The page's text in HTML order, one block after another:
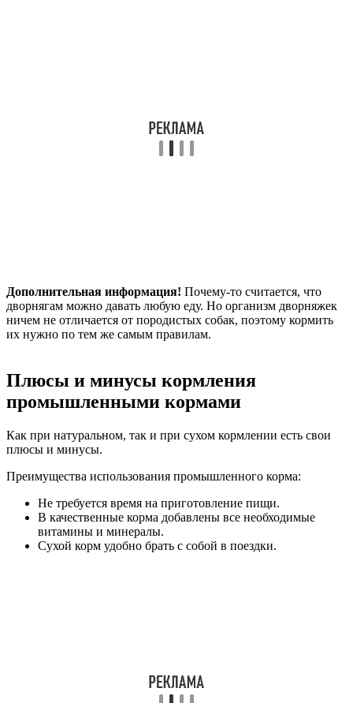
Дополнительная информация! Почему-то считается, что
дворнягам можно давать любую еду. Но организм дворняжек
ничем не отличается от породистых собак, поэтому кормить
их нужно по тем же самым правилам.
Плюсы и минусы кормления
промышленными кормами
Как при натуральном, так и при сухом кормлении есть свои
плюсы и минусы.
Преимущества использования промышленного корма:
Не требуется время на приготовление пищи.
В качественные корма добавлены все необходимые
витамины и минералы.
Сухой корм удобно брать с собой в поездки.